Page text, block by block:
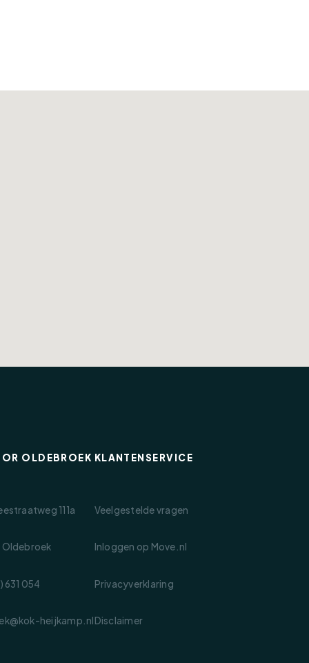
OLDEBROEK
111a
Oldebroek
631 054
heijkamp.nl
KLANTENSERVICE
Veelgestelde vragen
Inloggen op Move.nl
Privacyverklaring
Disclaimer